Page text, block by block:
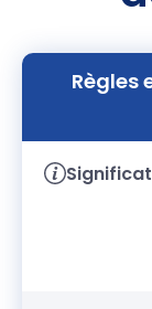
Règles